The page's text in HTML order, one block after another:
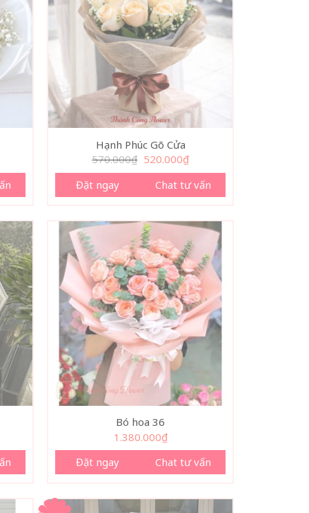
Hạnh Phúc Gõ Cửa
570.000₫ Giá
570.000₫.
520.000₫Giá
hiện
là:
520.000₫.
Đặt ngay Chat tư vấn
Bó hoa 36
1.380.000₫
Đặt ngay
Chat tư vấn